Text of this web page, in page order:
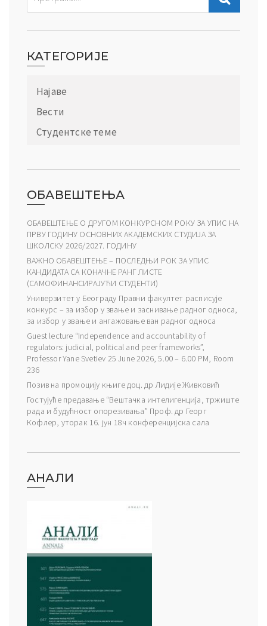
КАТЕГОРИЈЕ
Најаве
Вести
Студентске теме
ОБАВЕШТЕЊА
ОБАВЕШТЕЊЕ О ДРУГОМ КОНКУРСНОМ РОКУ ЗА УПИС НА
ПРВУ ГОДИНУ ОСНОВНИХ АКАДЕМСКИХ СТУДИЈА ЗА
ШКОЛСКУ 2026/2027. ГОДИНУ
ВАЖНО ОБАВЕШТЕЊЕ – ПОСЛЕДЊИ РОК ЗА УПИС
КАНДИДАТА СА КОНАЧНЕ РАНГ ЛИСТЕ
(САМОФИНАНСИРАЈУЋИ СТУДЕНТИ)
Универзитет у Београду Правни факултет расписује
конкурс – за избор у звање и заснивање радног односа,
за избор у звање и ангажовање ван радног односа
Guest lecture “Independence and accountability of
regulators: judicial, political and peer frameworks”,
Professor Yane Svetiev 25 June 2026, 5.00 – 6.00 PM, Room
236
Позив на промоцију књиге доц. др Лидије Живковић
Гостујуће предавање “Вештачка интелигенција, тржиште
рада и будућност опорезивања” Проф. др Георг
Кофлер, уторак 16. јун 18ч конференцијска сала
АНАЛИ